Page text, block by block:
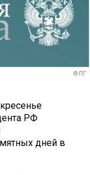
© ПГ
РФ
дней в